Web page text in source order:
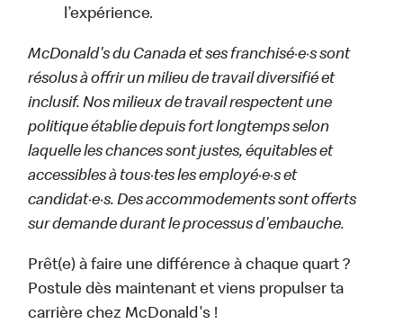
l’expérience.
McDonald's du Canada et ses franchisé·e·s sont
résolus à offrir un milieu de travail diversifié et
inclusif. Nos milieux de travail respectent une
politique établie depuis fort longtemps selon
laquelle les chances sont justes, équitables et
accessibles à tous·tes les employé·e·s et
candidat·e·s. Des accommodements sont offerts
sur demande durant le processus d'embauche.
Prêt(e) à faire une différence à chaque quart ?
Postule dès maintenant et viens propulser ta
carrière chez McDonald's !